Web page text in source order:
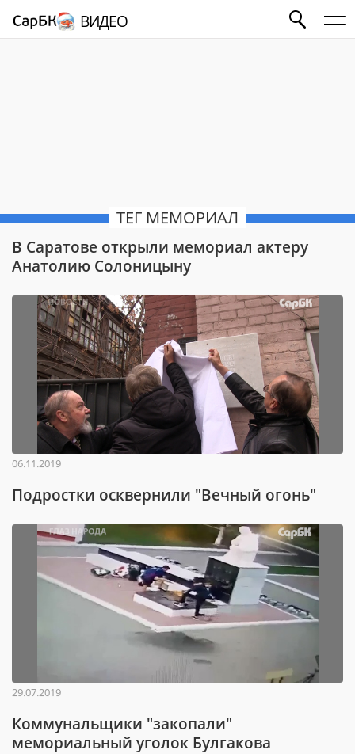
ВИДЕО
ТЕГ МЕМОРИАЛ
В Саратове открыли мемориал актеру
Анатолию Солоницыну
06.11.2019
Подростки осквернили "Вечный огонь"
29.07.2019
Коммунальщики "закопали"
мемориальный уголок Булгакова